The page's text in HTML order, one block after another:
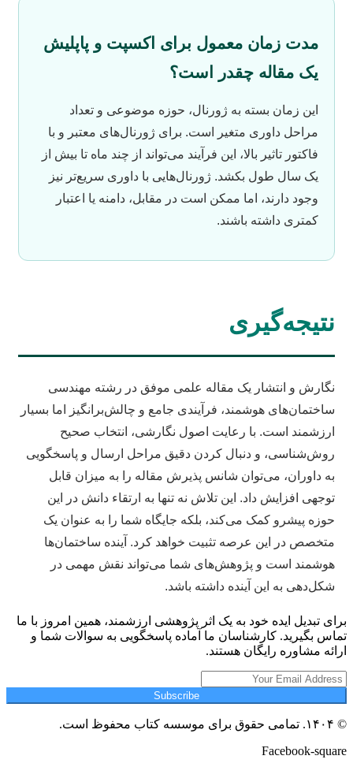
مدت زمان معمول برای اکسپت و پاپلیش
یک مقاله چقدر است؟
این زمان بسته به ژورنال، حوزه موضوعی و تعداد
مراحل داوری متغیر است. برای ژورنال‌های معتبر و با
فاکتور تاثیر بالا، این فرآیند می‌تواند از چند ماه تا بیش از
یک سال طول بکشد. ژورنال‌هایی با داوری سریع‌تر نیز
وجود دارند، اما ممکن است در مقابل، دامنه یا اعتبار
کمتری داشته باشند.
نتیجه‌گیری
نگارش و انتشار یک مقاله علمی موفق در رشته مهندسی
ساختمان‌های هوشمند، فرآیندی جامع و چالش‌برانگیز اما بسیار
ارزشمند است. با رعایت اصول نگارشی، انتخاب صحیح
روش‌شناسی، و دنبال کردن دقیق مراحل ارسال و پاسخگویی
به داوران، می‌توان شانس پذیرش مقاله را به میزان قابل
توجهی افزایش داد. این تلاش نه تنها به ارتقاء دانش در این
حوزه پیشرو کمک می‌کند، بلکه جایگاه شما را به عنوان یک
متخصص در این عرصه تثبیت خواهد کرد. آینده ساختمان‌ها
هوشمند است و پژوهش‌های شما می‌تواند نقش مهمی در
شکل‌دهی به این آینده داشته باشد.
برای تبدیل ایده خود به یک اثر پژوهشی ارزشمند، همین امروز با ما
تماس بگیرید. کارشناسان ما آماده پاسخگویی به سوالات شما و
ارائه مشاوره رایگان هستند.
Subscribe
© ۱۴۰۴. تمامی حقوق برای موسسه کتاب محفوظ است.
Facebook-square